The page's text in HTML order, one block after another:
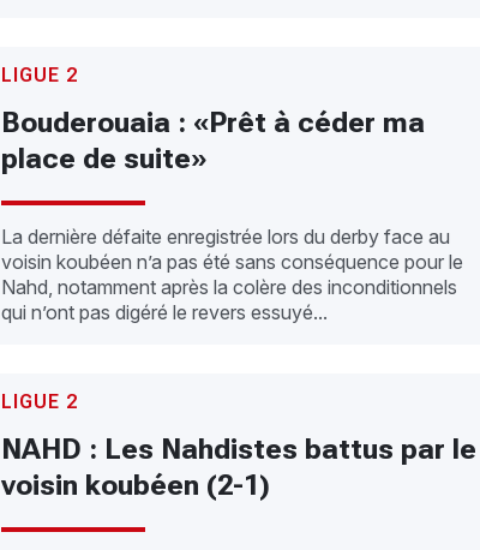
LIGUE 2
Bouderouaia : «Prêt à céder ma
place de suite»
La dernière défaite enregistrée lors du derby face au
voisin koubéen n’a pas été sans conséquence pour le
Nahd, notamment après la colère des inconditionnels
qui n’ont pas digéré le revers essuyé...
LIGUE 2
NAHD : Les Nahdistes battus par le
voisin koubéen (2-1)